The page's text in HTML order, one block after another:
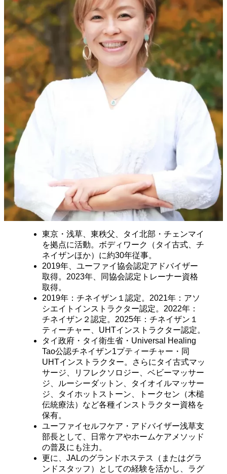
東京・浅草、東秩父、タイ北部・チェンマイ
を拠点に活動。ボディワーク（タイ古式、チ
ネイザンほか）に約30年従事。
2019年、ユーファイ協会認定アドバイザー
取得。2023年、同協会認定トレーナー資格
取得。
2019年：チネイザン１認定。2021年：アソ
シエイトインストラクター認定。2022年：
チネイザン２認定。2025年：チネイザン１
ティーチャー、UHTインストラクター認定。
タイ政府・タイ衛生省・Universal Healing
Tao公認チネイザン1プティーチャー・同
UHTインストラクター。さらにタイ古式マッ
サージ、リフレクソロジー、ベビーマッサー
ジ、ルーシーダットン、タイオイルマッサー
ジ、タイホットストーン、トークセン（木槌
伝統療法）など各種インストラクター資格を
保有。
ユーファイセルフケア・アドバイザー浅草支
部長として、日常ケアやホームケアメソッド
の普及にも注力。
更に、JALのグランドホステス（またはグラ
ンドスタッフ）としての経験を活かし、ラグ